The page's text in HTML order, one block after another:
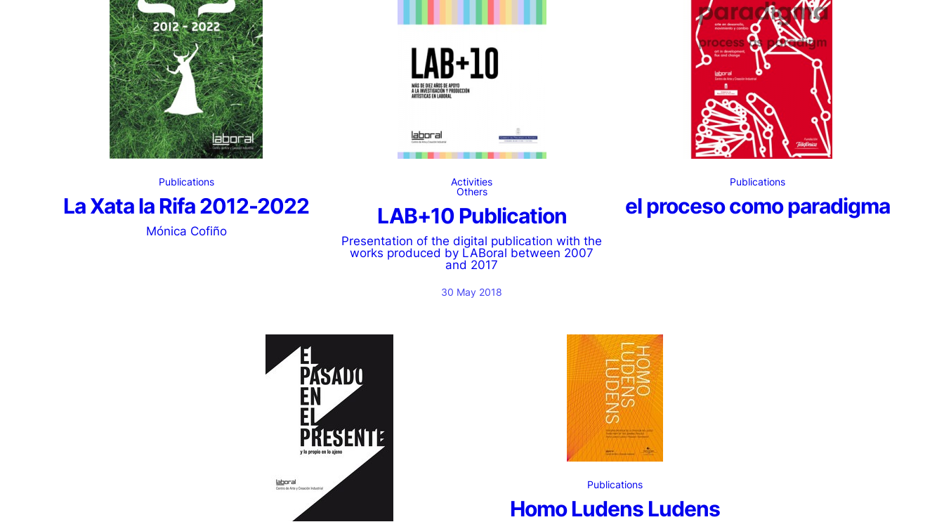
Publications
La Xata la Rifa 2012-2022
Mónica Cofiño
Activities
Others
LAB+10 Publication
Presentation of the digital publication with the
works produced by LABoral between 2007
and 2017
30 May 2018
Publications
el proceso como paradigma
Publications
Homo Ludens Ludens